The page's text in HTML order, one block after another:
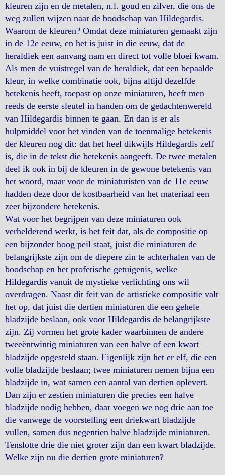
kleuren zijn en de metalen, n.l. goud en zilver, die ons de
weg zullen wijzen naar de boodschap van Hildegardis.
Waarom de kleuren? Omdat deze miniaturen gemaakt zijn
in de 12e eeuw, en het is juist in die eeuw, dat de
heraldiek een aanvang nam en direct tot volle bloei kwam.
Als men de vuistregel van de heraldiek, dat een bepaalde
kleur, in welke combinatie ook, bijna altijd dezelfde
betekenis heeft, toepast op onze miniaturen, heeft men
reeds de eerste sleutel in handen om de gedachtenwereld
van Hildegardis binnen te gaan. En dan is er als
hulpmiddel voor het vinden van de toenmalige betekenis
der kleuren nog dit: dat het heel dikwijls Hildegardis zelf
is, die in de tekst die betekenis aangeeft. De twee metalen
deel ik ook in bij de kleuren in de gewone betekenis van
het woord, maar voor de miniaturisten van de 11e eeuw
hadden deze door de kostbaarheid van het materiaal een
zeer bijzondere betekenis.
Wat voor het begrijpen van deze miniaturen ook
verhelderend werkt, is het feit dat, als de compositie op
een bijzonder hoog peil staat, juist die miniaturen de
belangrijkste zijn om de diepere zin te achterhalen van de
boodschap en het profetische getuigenis, welke
Hildegardis vanuit de mystieke verlichting ons wil
overdragen. Naast dit feit van de artistieke compositie valt
het op, dat juist die dertien miniaturen die een gehele
bladzijde beslaan, ook voor Hildegardis de belangrijkste
zijn. Zij vormen het grote kader waarbinnen de andere
tweeëntwintig miniaturen van een halve of een kwart
bladzijde opgesteld staan. Eigenlijk zijn het er elf, die een
volle bladzijde beslaan; twee miniaturen nemen bijna een
bladzijde in, wat samen een aantal van dertien oplevert.
Dan zijn er zestien miniaturen die precies een halve
bladzijde nodig hebben, daar voegen we nog drie aan toe
die vanwege de voorstelling een driekwart bladzijde
vullen, samen dus negentien halve bladzijde miniaturen.
Tenslotte drie die niet groter zijn dan een kwart bladzijde.
Welke zijn nu die dertien grote miniaturen?